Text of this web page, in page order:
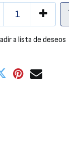
a lista de deseos